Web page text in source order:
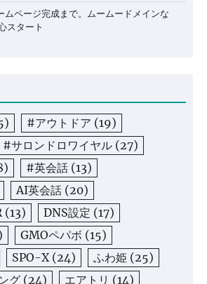
ムページ完成まで。ムームードメインな
スタート
#アウトドア (19)
#サロンドロワイヤル (27)
#英会話 (13)
AI英会話 (20)
(13) DNS設定 (17)
GMOペパボ (15)
SPO-X (24) ふわ姫 (25)
グ (24) エアトリ (14)